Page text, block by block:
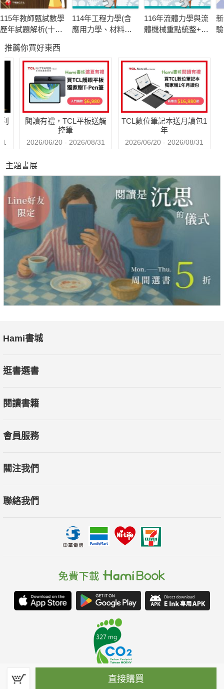
115年教師甄試數學
歷年試題解析(十
試]
114年工程力學(含
應用力學、材料力
116年流體力學與流
體機械重點統整+高
推薦你買好東西
閱讀有禮，TCL平板送觸
控筆
2026/06/20 - 2026/08/31
TCL數位筆記本送月讀包1
年
2026/06/20 - 2026/08/31
直接購買
主題書展
Hami書城
逛書選書
閱讀書籍
會員服務
關注我們
聯絡我們